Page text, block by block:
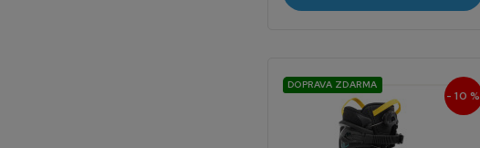
DOPRAVA ZDARMA
- 10 %